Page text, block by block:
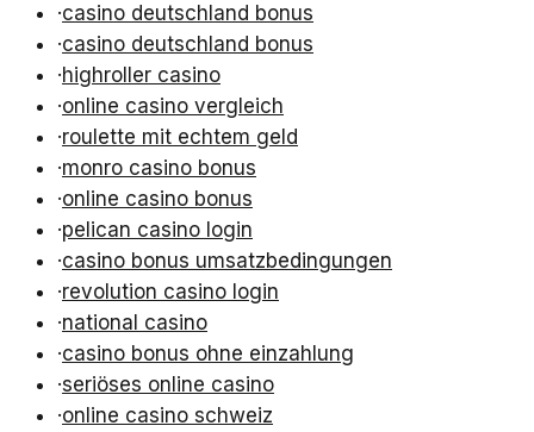
·casino deutschland bonus
·casino deutschland bonus
·highroller casino
·online casino vergleich
·roulette mit echtem geld
·monro casino bonus
·online casino bonus
·pelican casino login
·casino bonus umsatzbedingungen
·revolution casino login
·national casino
·casino bonus ohne einzahlung
·seriöses online casino
·online casino schweiz